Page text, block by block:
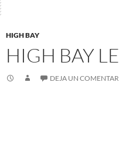
HIGH BAY
HIGH BAY
DEJA UN